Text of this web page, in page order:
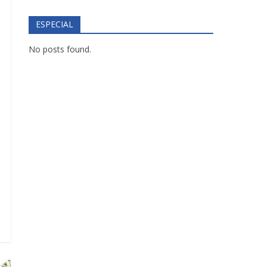
ESPECIAL
No posts found.